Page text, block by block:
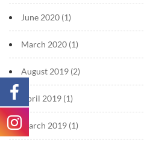
June 2020 (1)
March 2020 (1)
August 2019 (2)
April 2019 (1)
March 2019 (1)